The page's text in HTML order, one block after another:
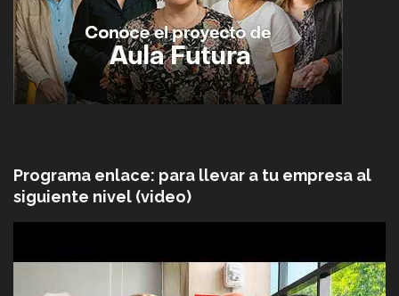
Programa enlace: para llevar a tu empresa al
siguiente nivel (video)